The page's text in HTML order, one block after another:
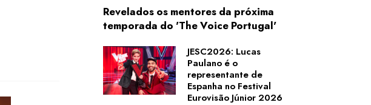
Revelados os mentores da próxima
temporada do 'The Voice Portugal'
JESC2026: Lucas
Paulano é o
representante de
Espanha no Festival
Eurovisão Júnior 2026